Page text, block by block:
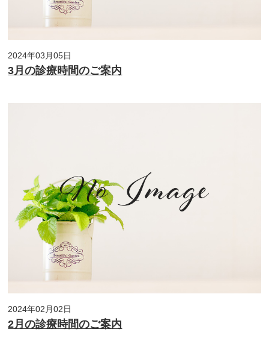
2024年03月05日
3月の診療時間のご案内
2024年02月02日
2月の診療時間のご案内